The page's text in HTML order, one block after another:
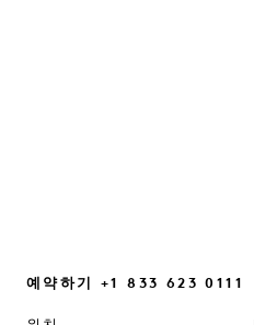
예약하기 +1 833 623 0111